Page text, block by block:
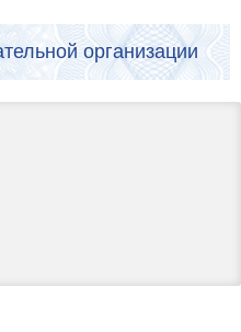
организации